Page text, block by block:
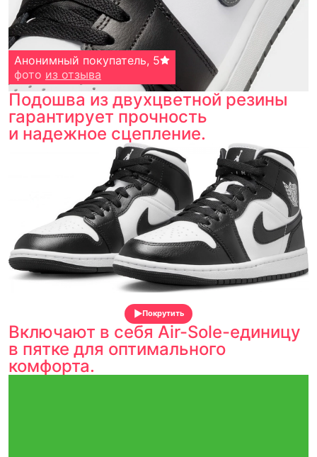
Анонимный покупатель, 5
фото из отзыва
Подошва из двухцветной резины
гарантирует прочность
и надежное сцепление.
Покрутить
Включают в себя Air-Sole-единицу
в пятке для оптимального
комфорта.